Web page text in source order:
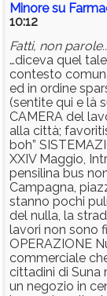
Minore su
10:12
Fatti, non
…diceva quel
contesto
ed in ordine
(sentite qui e là
CAMERA del
alla città;
boh”
XXIV Maggio,
pensilina bus
Campagna,
stanno pochi
del nulla, la
lavori non sono
OPERAZIONE
commerciale
cittadini di Suna
un negozio in